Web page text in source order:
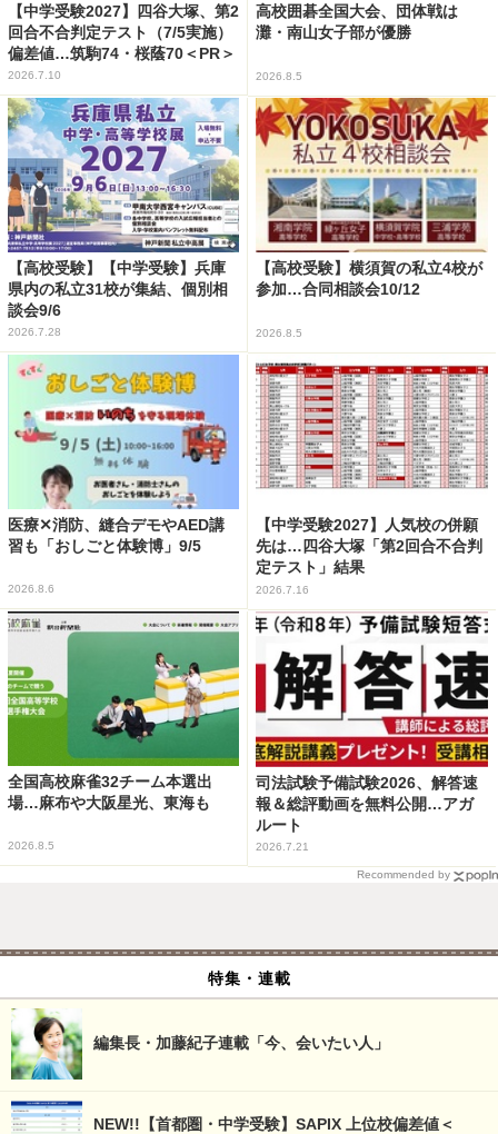
【中学受験2027】四谷大塚、第2
回合不合判定テスト（7/5実施）
偏差値…筑駒74・桜蔭70＜PR＞
2026.7.10
高校囲碁全国大会、団体戦は
灘・南山女子部が優勝
2026.8.5
【高校受験】【中学受験】兵庫
県内の私立31校が集結、個別相
談会9/6
2026.7.28
【高校受験】横須賀の私立4校が
参加…合同相談会10/12
2026.8.5
医療✕消防、縫合デモやAED講
習も「おしごと体験博」9/5
2026.8.6
【中学受験2027】人気校の併願
先は…四谷大塚「第2回合不合判
定テスト」結果
2026.7.16
全国高校麻雀32チーム本選出
場…麻布や大阪星光、東海も
2026.8.5
司法試験予備試験2026、解答速
報＆総評動画を無料公開…アガ
ルート
2026.7.21
Recommended by
特集・連載
編集長・加藤紀子連載「今、会いたい人」
NEW!!【首都圏・中学受験】SAPIX 上位校偏差値＜